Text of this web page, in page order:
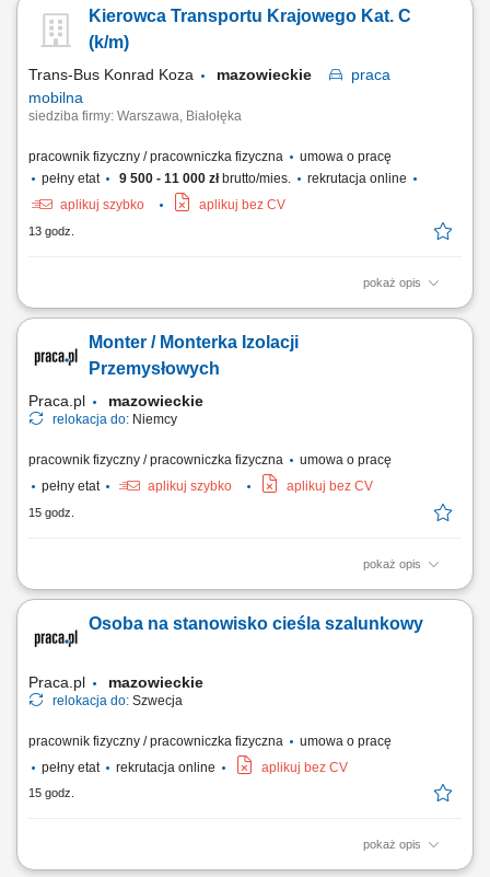
chłodnia, izoterma; Kierowców Terbergów (placowych) Uwaga nie
posiadamy ofert dla kierowców na trasach międzynarodowych i
Kierowca Transportu Krajowego Kat. C
(k/m)
Trans-Bus Konrad Koza mazowieckie
praca
mobilna
siedziba firmy: Warszawa, Białołęka
pracownik fizyczny / pracowniczka fizyczna
umowa o pracę
pełny etat
9 500 - 11 000 złbrutto/mies.
rekrutacja online
aplikuj szybko
aplikuj bez CV
13 godz.
pokaż opis
Realizacja tras krajowych pojazdem wyposażonym w zabudowę
punktów handlowych, magazynów, lokali gastronomicznych oraz
odbiorców biznesowych. Dbanie o właściwe rozmieszczenie i
Monter / Monterka Izolacji
Przemysłowych
Praca.pl mazowieckie
relokacja do: Niemcy
pracownik fizyczny / pracowniczka fizyczna
umowa o pracę
pełny etat
aplikuj szybko aplikuj bez CV
15 godz.
pokaż opis
Opis stanowiska: Kompleksowy montaż oraz demontaż systemów
Prowadzenie prac instalacyjnych bezpośrednio na ciągach
rurociągowych, instalacjach technicznych oraz zbiornikach
Osoba na stanowisko cieśla szalunkowy
Praca.pl mazowieckie
relokacja do: Szwecja
pracownik fizyczny / pracowniczka fizyczna
umowa o pracę
pełny etat
rekrutacja online aplikuj bez CV
15 godz.
pokaż opis
Twój zakres obowiązków Montaż szalunków.